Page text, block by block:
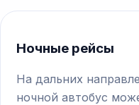
Ночные рейсы
На дальних
ночной автобус